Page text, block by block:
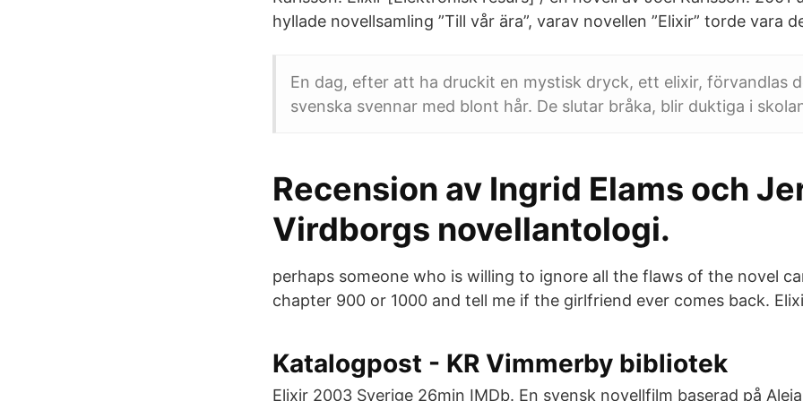
hyllade novellsamling ”Till vår ära”, varav novellen ”Elixir” torde vara
En dag, efter att ha druckit en mystisk dryck, ett elixir, förvandlas
svenska svennar med blont hår. De slutar bråka, blir duktiga i
Recension av Ingrid Elams och
Virdborgs novellantologi.
perhaps someone who is willing to ignore all the flaws of the novel
chapter 900 or 1000 and tell me if the girlfriend ever comes back.
Katalogpost - KR Vimmerby bibliotek
Elixir 2003 Sverige 26min IMDb. En svensk novellfilm baserad på